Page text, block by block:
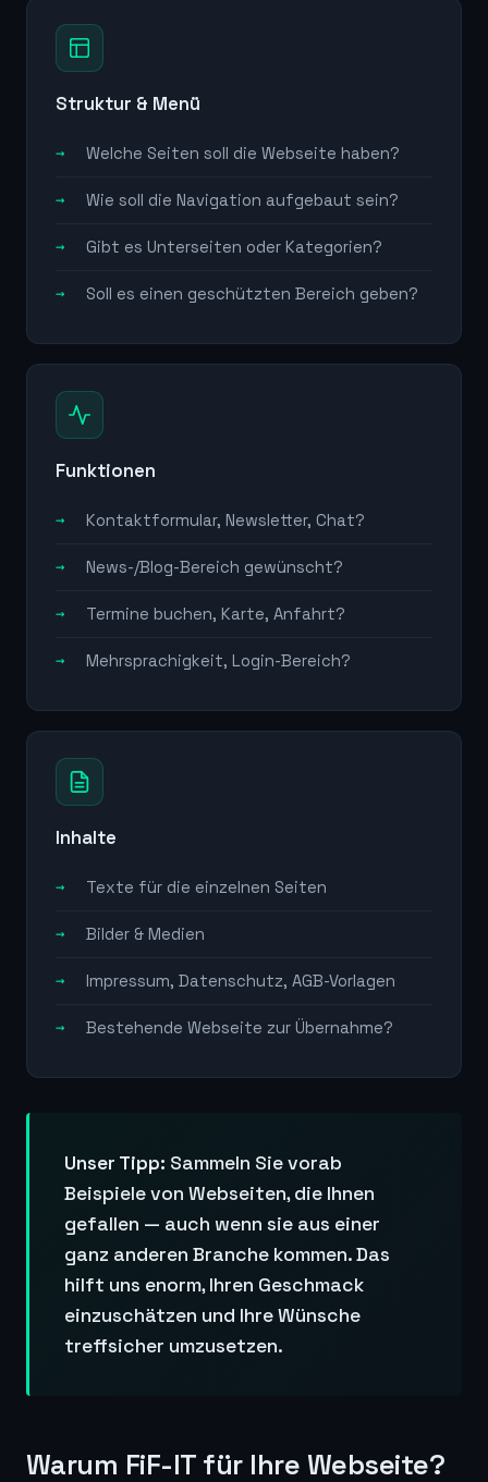
Struktur & Menü
Welche Seiten soll die Webseite haben?
Wie soll die Navigation aufgebaut sein?
Gibt es Unterseiten oder Kategorien?
Soll es einen geschützten Bereich geben?
Funktionen
Kontaktformular, Newsletter, Chat?
News-/Blog-Bereich gewünscht?
Termine buchen, Karte, Anfahrt?
Mehrsprachigkeit, Login-Bereich?
Inhalte
Texte für die einzelnen Seiten
Bilder & Medien
Impressum, Datenschutz, AGB-Vorlagen
Bestehende Webseite zur Übernahme?
Unser Tipp: Sammeln Sie vorab
Beispiele von Webseiten, die Ihnen
gefallen — auch wenn sie aus einer
ganz anderen Branche kommen. Das
hilft uns enorm, Ihren Geschmack
einzuschätzen und Ihre Wünsche
treffsicher umzusetzen.
Warum FiF-IT für Ihre Webseite?